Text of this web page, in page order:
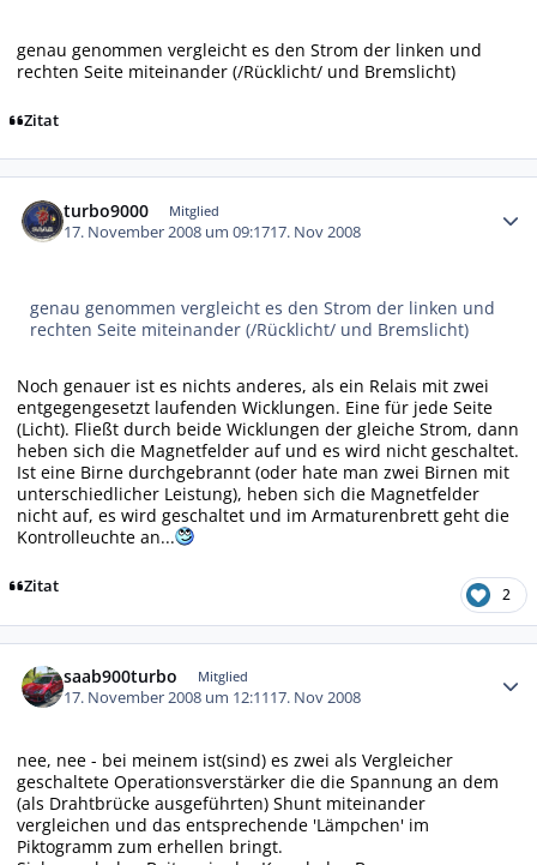
genau genommen vergleicht es den Strom der linken und
rechten Seite miteinander (/Rücklicht/ und Bremslicht)
Zitat
turbo9000 Mitglied
17. November 2008 um 09:1717. Nov 2008
genau genommen vergleicht es den Strom der linken und
rechten Seite miteinander (/Rücklicht/ und Bremslicht)
Noch genauer ist es nichts anderes, als ein Relais mit zwei
entgegengesetzt laufenden Wicklungen. Eine für jede Seite
(Licht). Fließt durch beide Wicklungen der gleiche Strom, dann
heben sich die Magnetfelder auf und es wird nicht geschaltet.
Ist eine Birne durchgebrannt (oder hate man zwei Birnen mit
unterschiedlicher Leistung), heben sich die Magnetfelder
nicht auf, es wird geschaltet und im Armaturenbrett geht die
Kontrolleuchte an...
Zitat 2
saab900turbo Mitglied
17. November 2008 um 12:1117. Nov 2008
nee, nee - bei meinem ist(sind) es zwei als Vergleicher
geschaltete Operationsverstärker die die Spannung an dem
(als Drahtbrücke ausgeführten) Shunt miteinander
vergleichen und das entsprechende 'Lämpchen' im
Piktogramm zum erhellen bringt.